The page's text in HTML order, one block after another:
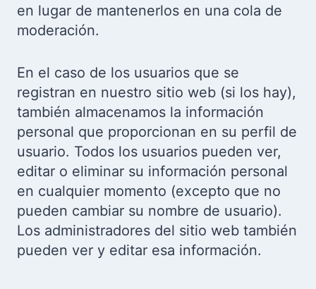
en lugar de mantenerlos en una cola de
moderación.
En el caso de los usuarios que se
registran en nuestro sitio web (si los hay),
también almacenamos la información
personal que proporcionan en su perfil de
usuario. Todos los usuarios pueden ver,
editar o eliminar su información personal
en cualquier momento (excepto que no
pueden cambiar su nombre de usuario).
Los administradores del sitio web también
pueden ver y editar esa información.